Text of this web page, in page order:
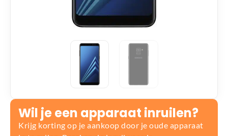
Wil je een apparaat inruilen?
Krijg korting op je aankoop door je oude apparaat